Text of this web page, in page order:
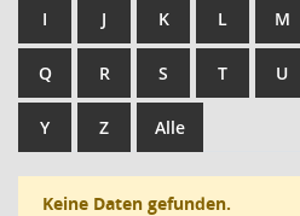
I J K L M
Q R S T U
Y Z Alle
Keine Daten gefunden.